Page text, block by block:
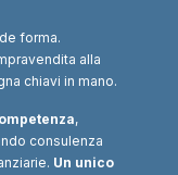
forma.
alla
chiavi in mano.
,
consulenza
Un unico